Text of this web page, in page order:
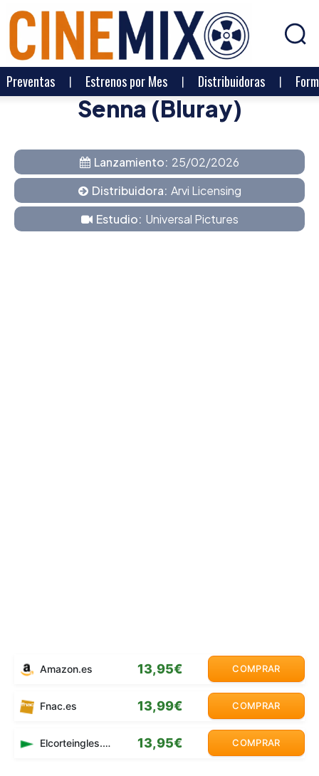
Preventas Estrenos por Mes Distribuidoras
Senna (Bluray)
Lanzamiento: 25/02/2026
Distribuidora: Arvi Licensing
Estudio: Universal Pictures
Amazon.es 13,95€ COMPRAR
Fnac.es 13,99€ COMPRAR
Elcorteingles.es 13,95€ COMPRAR